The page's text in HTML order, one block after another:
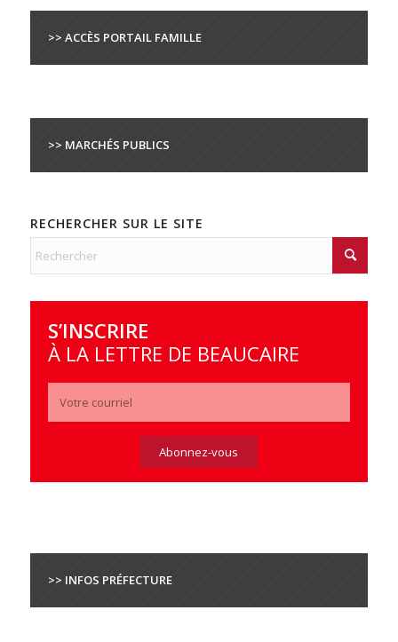
>> ACCÈS PORTAIL FAMILLE
>> MARCHÉS PUBLICS
RECHERCHER SUR LE SITE
S’INSCRIRE
À LA LETTRE DE BEAUCAIRE
>> INFOS PRÉFECTURE